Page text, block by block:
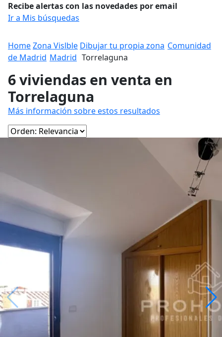
Recibe alertas con las novedades por email
Ir a Mis búsquedas
HomeZona Vislble Dibujar tu propia zona Comunidad
de Madrid Madrid Torrelaguna
6 viviendas en venta en
Torrelaguna
Más información sobre estos resultados